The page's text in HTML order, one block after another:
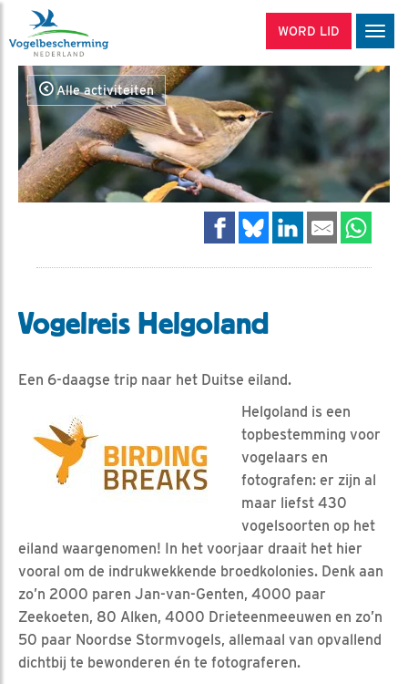
WORD LID
Alle activiteiten
Vogelreis Helgoland
Een 6-daagse trip naar het Duitse eiland.
Helgoland is een
topbestemming voor
vogelaars en
fotografen: er zijn al
maar liefst 430
vogelsoorten op het
eiland waargenomen! In het voorjaar draait het hier
vooral om de indrukwekkende broedkolonies. Denk aan
zo’n 2000 paren Jan-van-Genten, 4000 paar
Zeekoeten, 80 Alken, 4000 Drieteenmeeuwen en zo’n
50 paar Noordse Stormvogels, allemaal van opvallend
dichtbij te bewonderen én te fotograferen.